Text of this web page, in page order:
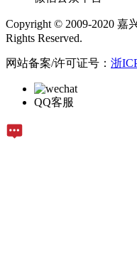
Copyright © 2009-2020
Rights Reserved.
网站备案/许可证号： 浙
QQ客服